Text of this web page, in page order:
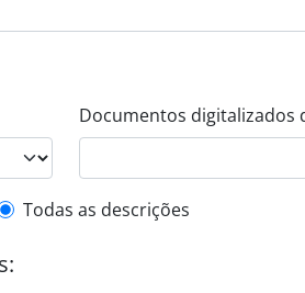
Documentos digitalizados
superior
Todas as descrições